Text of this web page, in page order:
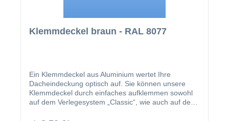
Klemmdeckel braun - RAL 8077
Ein Klemmdeckel aus Aluminium wertet Ihre
Dacheindeckung optisch auf. Sie können unsere
Klemmdeckel durch einfaches aufklemmen sowohl
auf dem Verlegesystem „Classic“, wie auch auf dem